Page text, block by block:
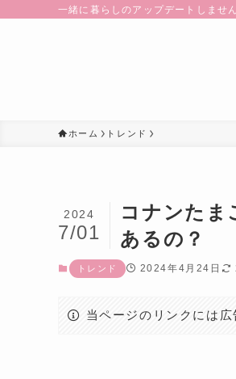
一緒に暮らしのアップデートしませ
ホーム トレンド
コナンたま
あるの？
2024
7/01
トレンド 2024年4月24日
当ページのリンクには広